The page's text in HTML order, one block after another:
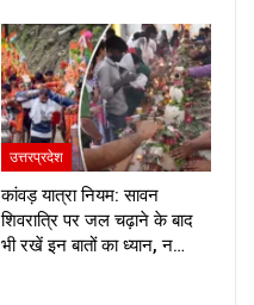
उत्तरप्रदेश
कांवड़ यात्रा नियम: सावन
शिवरात्रि पर जल चढ़ाने के बाद
भी रखें इन बातों का ध्यान, न…